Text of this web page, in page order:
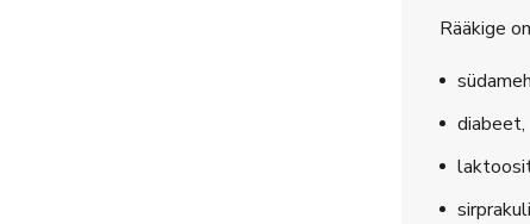
Rääkige
diabeet,